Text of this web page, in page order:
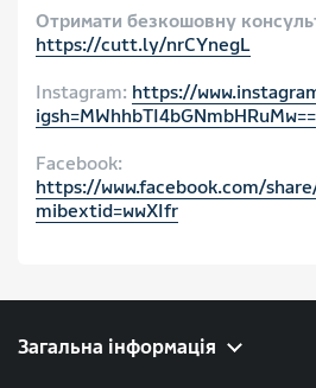
Отримати безкошовну
https://cutt.ly/nrCYnegL
Instagram: https://
igsh=MWhhbTI4bGNmbHRuMw==
Facebook:
https://www.facebook.com/
mibextid=wwXIfr
Загальна інформація